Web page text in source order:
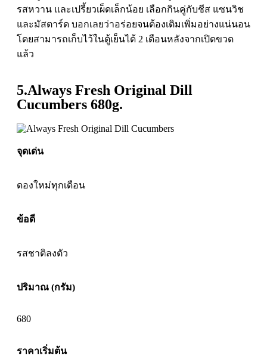
รสหวาน และเปรี้ยวเผ็ดเล็กน้อย เลือกกินคู่กับชีส แซนวิช
และมัสตาร์ด บอกเลยว่าอร่อยจนต้องเติมเพิ่มอย่างแน่นอน
โดยสามารถเก็บไว้ในตู้เย็นได้ 2 เดือนหลังจากเปิดขวด
แล้ว
5.Always Fresh Original Dill
Cucumbers 680g.
จุดเด่น
ดองใหม่ทุกเดือน
ข้อดี
รสชาติลงตัว
ปริมาณ (กรัม)
680
ราคาเริ่มต้น